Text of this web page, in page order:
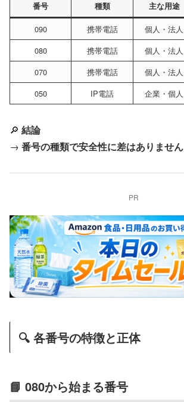
番号 種類 主な用途
090 携帯電話 個人・法人
080
携帯電話 個人・法人
070
携帯電話 個人・法人
050
IP電話 企業・個人
🔎 結論
→ 番号の種類で安全性に差はありません
PR
🔍 各番号の特徴と正体
📘 080から始まる番号